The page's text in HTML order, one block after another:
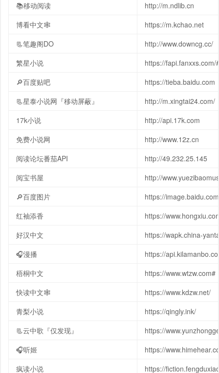
📚移动阅读
http://m.ndlib.cn
博看中文🕸
https://m.kchao.net
📃笔趣阁DO
http://www.downcg.cc/
繁星小说
https://fapi.fanxxs.com/
🔎百度贴吧
https://tieba.baidu.com
📃星泰小说网『移动屏蔽』
http://m.xingtai24.com/
17k小说
http://api.17k.com
免费小说网
http://www.12z.cn
阅读论坛番茄API
http://49.232.25.145
阅宝书屋
http://
🔎百度图片
https://image.baidu.com
红袖添香
https://
好汉中文
https://wapk.china-
🎧漫播
https://
梧桐中文
https://www.wtzw.com#
快读中文🕸
https://www.kdzw.net/
青梨小说
https://qingly.ink/
📃云中歌『仅发现』
https://
🎧听姬
https://
疯读小说
https://